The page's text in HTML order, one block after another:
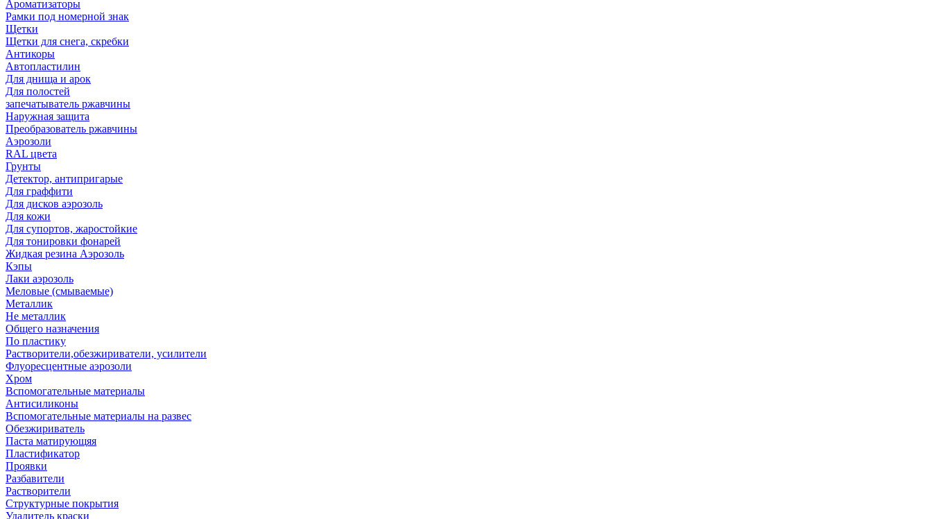
Ароматизаторы
Рамки под номерной знак
Щетки
Щетки для снега, скребки
Антикоры
Автопластилин
Для днища и арок
Для полостей
запечатыватель ржавчины
Наружная защита
Преобразователь ржавчины
Аэрозоли
RAL цвета
Грунты
Детектор, антипригарые
Для граффити
Для дисков аэрозоль
Для кожи
Для супортов, жаростойкие
Для тонировки фонарей
Жидкая резина Аэрозоль
Кэпы
Лаки аэрозоль
Меловые (смываемые)
Металлик
Не металлик
Общего назначения
По пластику
Растворители,обезжириватели, усилители
Флуоресцентные аэрозоли
Хром
Вспомогательные материалы
Антисиликоны
Вспомогательные материалы на развес
Обезжириватель
Паста матирующяя
Пластификатор
Проявки
Разбавители
Растворители
Структурные покрытия
Удалитель краски